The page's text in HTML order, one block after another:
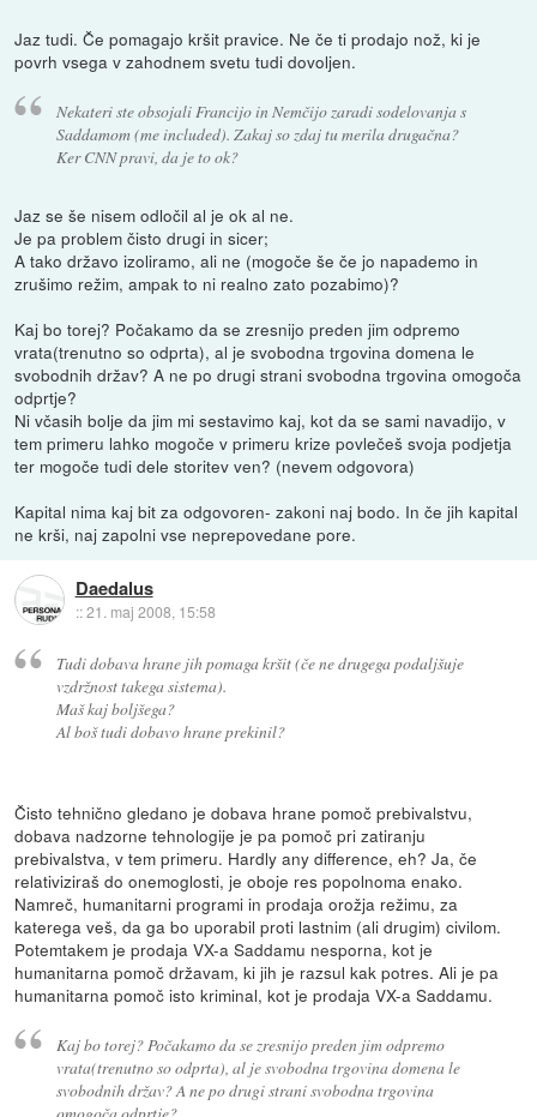
Jaz tudi. Če pomagajo kršit pravice. Ne če ti prodajo nož, ki je
povrh vsega v zahodnem svetu tudi dovoljen.
Nekateri ste obsojali Francijo in Nemčijo zaradi sodelovanja s
Saddamom (me included). Zakaj so zdaj tu merila drugačna?
Ker CNN pravi, da je to ok?
Jaz se še nisem odločil al je ok al ne.
Je pa problem čisto drugi in sicer;
A tako državo izoliramo, ali ne (mogoče še če jo napademo in
zrušimo režim, ampak to ni realno zato pozabimo)?
Kaj bo torej? Počakamo da se zresnijo preden jim odpremo
vrata(trenutno so odprta), al je svobodna trgovina domena le
svobodnih držav? A ne po drugi strani svobodna trgovina omogoča
odprtje?
Ni včasih bolje da jim mi sestavimo kaj, kot da se sami navadijo, v
tem primeru lahko mogoče v primeru krize povlečeš svoja podjetja
ter mogoče tudi dele storitev ven? (nevem odgovora)
Kapital nima kaj bit za odgovoren- zakoni naj bodo. In če jih kapital
ne krši, naj zapolni vse neprepovedane pore.
Daedalus
::21. maj 2008, 15:58
Tudi dobava hrane jih pomaga kršit (če ne drugega podaljšuje
vzdržnost takega sistema).
Maš kaj boljšega?
Al boš tudi dobavo hrane prekinil?
Čisto tehnično gledano je dobava hrane pomoč prebivalstvu,
dobava nadzorne tehnologije je pa pomoč pri zatiranju
prebivalstva, v tem primeru. Hardly any difference, eh? Ja, če
relativiziraš do onemoglosti, je oboje res popolnoma enako.
Namreč, humanitarni programi in prodaja orožja režimu, za
katerega veš, da ga bo uporabil proti lastnim (ali drugim) civilom.
Potemtakem je prodaja VX-a Saddamu nesporna, kot je
humanitarna pomoč državam, ki jih je razsul kak potres. Ali je pa
humanitarna pomoč isto kriminal, kot je prodaja VX-a Saddamu.
Kaj bo torej? Počakamo da se zresnijo preden jim odpremo
vrata(trenutno so odprta), al je svobodna trgovina domena le
svobodnih držav? A ne po drugi strani svobodna trgovina